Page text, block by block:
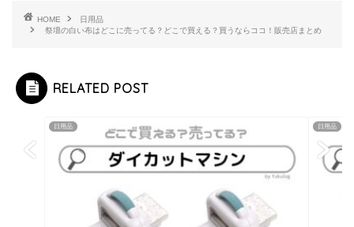
HOME
日用品
祭壇の白い布はどこに売ってる？どこで買える？買うならココ！販売店まとめ
RELATED POST
日用品 日用品